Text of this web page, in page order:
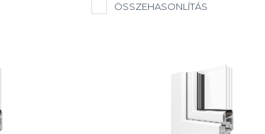
ÖSSZEHASONLÍTÁS